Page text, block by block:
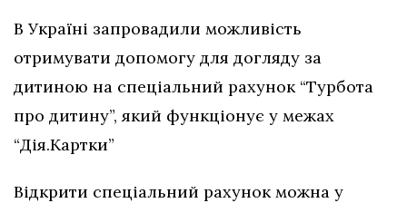
В Україні запровадили можливість
отримувати допомогу для догляду за
дитиною на спеціальний рахунок “Турбота
про дитину”, який функціонує у межах
“Дія.Картки”
Відкрити спеціальний рахунок можна у